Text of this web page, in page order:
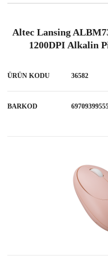
Altec Lansing
1200DPI Alkalin
ÜRÜN KODU 36582
BARKOD